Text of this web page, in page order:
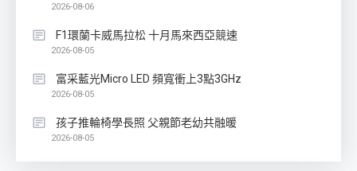
2026-08-06
F1環蘭卡威馬拉松 十月馬來西亞競速
2026-08-05
富采藍光Micro LED 頻寬衝上3點3GHz
2026-08-05
孩子推輪椅學長照 父親節老幼共融暖
2026-08-05